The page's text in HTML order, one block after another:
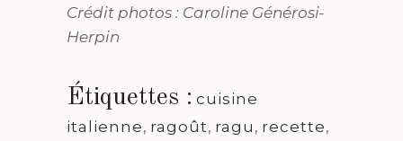
Crédit photos : Caroline Générosi-
Herpin
Étiquettes : cuisine
italienne, ragoût, ragu , recette,